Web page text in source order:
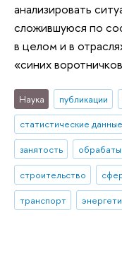
анализировать
сложившуюся по
в целом и в
«синих
Наука публикации
статистические данные
занятость
строительство
транспорт